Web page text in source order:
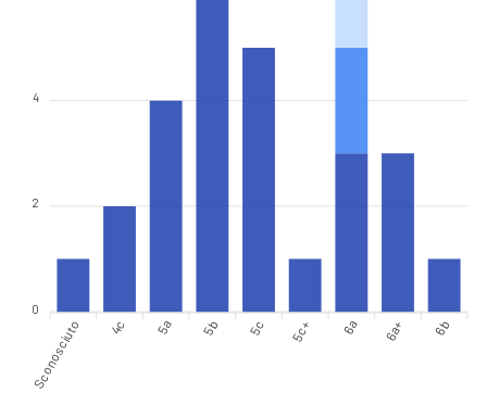
4
2
0
Sconosciuto 4c 5a 5b 5c 5c+ 6a 6a+ 6b